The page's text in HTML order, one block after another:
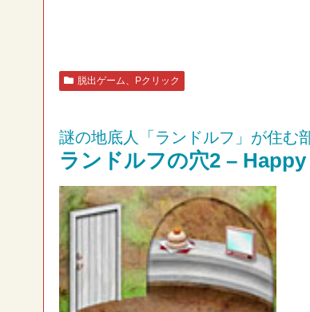
脱出ゲーム、Pクリック
謎の地底人「ランドルフ」が住む
ランドルフの穴2 –